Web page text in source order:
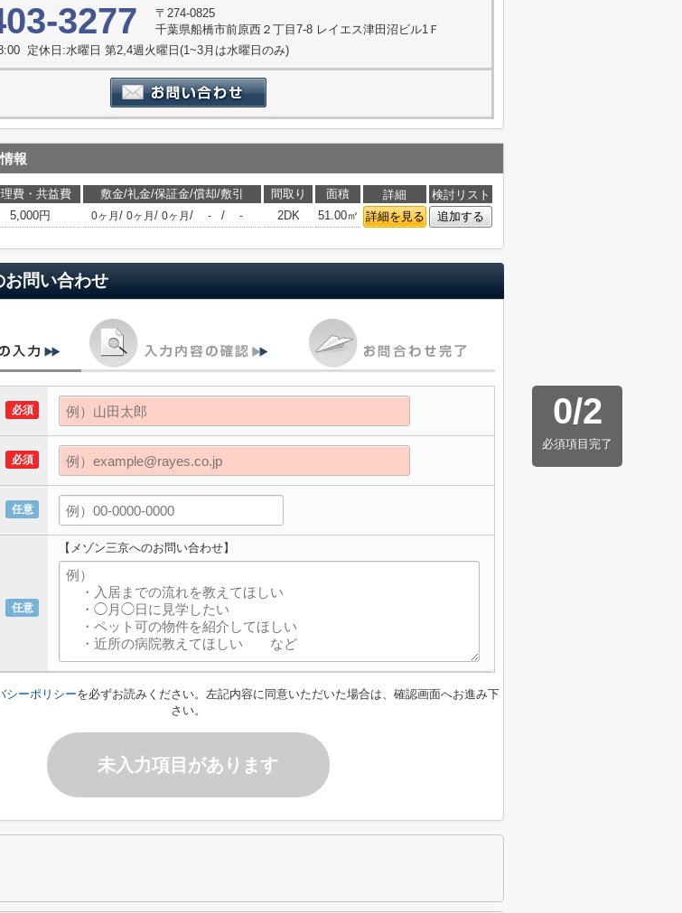
3277
〒274-0825
千葉県船橋市前原西２丁目7-8 レイエス津田沼ビル1Ｆ
定休日:水曜日 第2,4週火曜日(1~3月は水曜日のみ)
報
費・共益費 敷金/礼金/保証金/償却/敷引 間取り 面積 詳細
検討リスト
5,000円 0ヶ月 / 0ヶ月 / 0ヶ月 / - / - 2DK 51.00㎡ 詳細を見る 追加する
お問い合わせ
0/2
必須項目完了
必須
必須
任意
任意
【メゾン三京へのお問い合わせ】
シーポリシーを必ずお読みください。左記内容に同意いただいた場合は、確認画面へお進み下
さい。
未入力項目があります